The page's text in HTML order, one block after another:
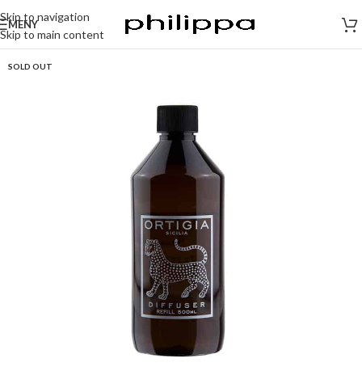
Skip to navigation
Skip to main content
MENY
SOLD OUT